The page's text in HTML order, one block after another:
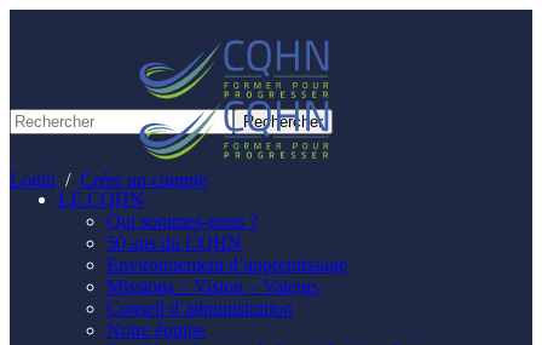
Login / Créer un compte
LE CQHN
Qui sommes-nous ?
50 ans du CQHN
Environnement d’apprentissage
Missions – Vision – Valeurs
Conseil d’administration
Notre équipe
Panneau de gestion des cookies